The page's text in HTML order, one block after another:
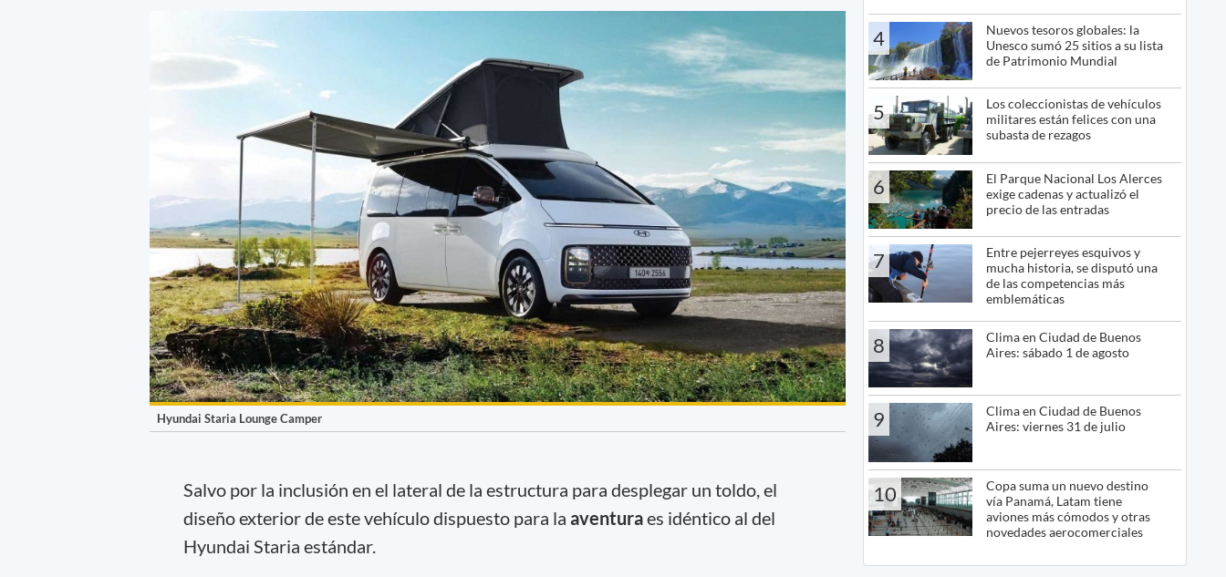
Hyundai Staria Lounge Camper
Salvo por la inclusión en el lateral de la estructura para desplegar un toldo, el
diseño exterior de este vehículo dispuesto para la aventuraes idéntico al del
Hyundai Staria estándar.
4
Nuevos tesoros globales: la
Unesco sumó 25 sitios a su lista
de Patrimonio Mundial
5
Los coleccionistas de vehículos
militares están felices con una
subasta de rezagos
6
El Parque Nacional Los Alerces
exige cadenas y actualizó el
precio de las entradas
7
Entre pejerreyes esquivos y
mucha historia, se disputó una
de las competencias más
emblemáticas
8
Clima en Ciudad de Buenos
Aires: sábado 1 de agosto
9
Clima en Ciudad de Buenos
Aires: viernes 31 de julio
10
Copa suma un nuevo destino
vía Panamá, Latam tiene
aviones más cómodos y otras
novedades aerocomerciales